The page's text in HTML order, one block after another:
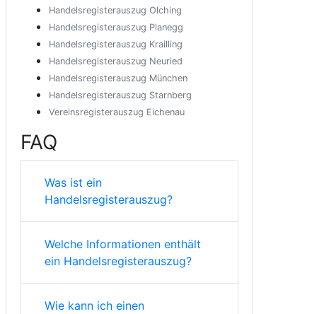
Handelsregisterauszug Olching
Handelsregisterauszug Planegg
Handelsregisterauszug Krailling
Handelsregisterauszug Neuried
Handelsregisterauszug München
Handelsregisterauszug Starnberg
Vereinsregisterauszug Eichenau
FAQ
Was ist ein
Handelsregisterauszug?
Welche Informationen enthält
ein Handelsregisterauszug?
Wie kann ich einen